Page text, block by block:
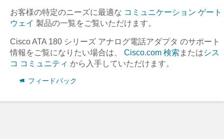
お客様の特定のニーズに最適な コミュニケーション ゲート
ウェイ 製品の一覧をご覧いただけます。
Cisco ATA 180 シリーズ アナログ電話アダプタ のサポート
情報をご覧になりたい場合は、 Cisco.com 検索 またはシス
コ コミュニティ から入手していただけます。
フィードバック